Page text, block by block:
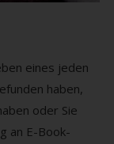
eines jeden
haben,
oder Sie
an E-Book-